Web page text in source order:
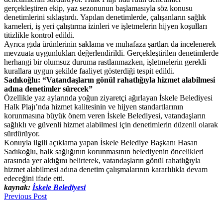
gerçekleştiren ekip, yaz sezonunun başlamasıyla söz konusu
denetimlerini sıklaştırdı. Yapılan denetimlerde, çalışanların sağlık
karneleri, iş yeri çalıştırma izinleri ve işletmelerin hijyen koşulları
titizlikle kontrol edildi.
Ayrıca gıda ürünlerinin saklama ve muhafaza şartları da incelenerek
mevzuata uygunlukları değerlendirildi. Gerçekleştirilen denetimlerde
herhangi bir olumsuz duruma rastlanmazken, işletmelerin gerekli
kurallara uygun şekilde faaliyet gösterdiği tespit edildi.
Sadıkoğlu: “Vatandaşların gönül rahatlığıyla hizmet alabilmesi
adına denetimler sürecek”
Özellikle yaz aylarında yoğun ziyaretçi ağırlayan İskele Belediyesi
Halk Plajı’nda hizmet kalitesinin ve hijyen standartlarının
korunmasına büyük önem veren İskele Belediyesi, vatandaşların
sağlıklı ve güvenli hizmet alabilmesi için denetimlerin düzenli olarak
sürdürüyor.
Konuyla ilgili açıklama yapan İskele Belediye Başkanı Hasan
Sadıkoğlu, halk sağlığının korunmasının belediyenin öncelikleri
arasında yer aldığını belirterek, vatandaşların gönül rahatlığıyla
hizmet alabilmesi adına denetim çalışmalarının kararlılıkla devam
edeceğini ifade etti.
kaynak: İskele Belediyesi
Previous Post